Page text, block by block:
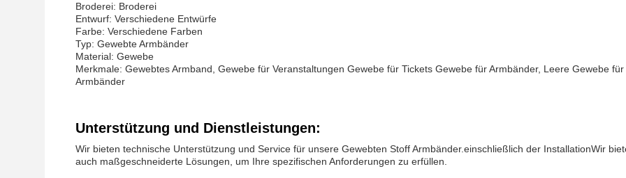
Broderei: Broderei
Entwurf: Verschiedene Entwürfe
Farbe: Verschiedene Farben
Typ: Gewebte Armbänder
Material: Gewebe
Merkmale: Gewebtes Armband, Gewebe für Veranstaltungen Gewebe für Tickets Gewebe für Armbänder, Leere Gewebe für
Armbänder
Unterstützung und Dienstleistungen:
Wir bieten technische Unterstützung und Service für unsere Gewebten Stoff Armbänder.einschließlich der InstallationWir
auch maßgeschneiderte Lösungen, um Ihre spezifischen Anforderungen zu erfüllen.